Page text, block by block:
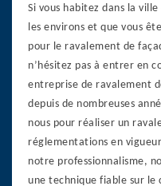
Si vous habitez dans la
les environs et que vous
pour le ravalement de
n’hésitez pas à entrer en
entreprise de ravalement
depuis de nombreuses
nous pour réaliser un
réglementations en
notre professionnalisme,
une technique fiable sur le